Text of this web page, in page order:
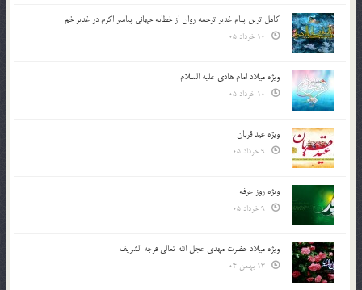
کامل ترین پیام غدیر ترجمه روان از خطابه جهانی پیامبر اکرم در غدیر خم
ویژه میلاد امام هادی علیه السلام
ویژه عید قربان
ویژه روز عرفه
ویژه میلاد حضرت مهدی عجل الله تعالی فرجه الشريف